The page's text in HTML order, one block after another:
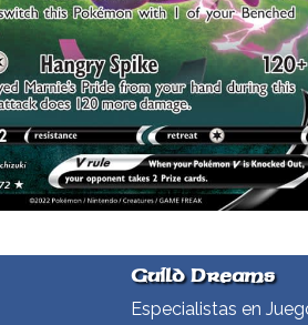
Guild Dreams
Especialistas en